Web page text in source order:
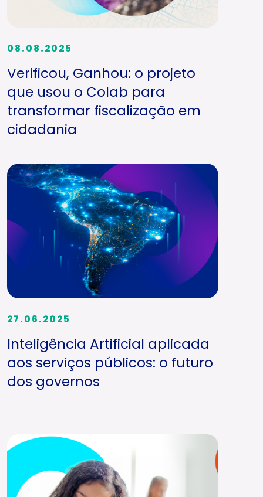
08.08.2025
Verificou, Ganhou: o projeto
que usou o Colab para
transformar fiscalização em
cidadania
27.06.2025
Inteligência Artificial aplicada
aos serviços públicos: o futuro
dos governos